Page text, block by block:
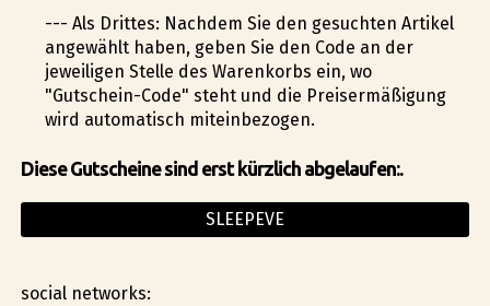
--- Als Drittes: Nachdem Sie den gesuchten Artikel
angewählt haben, geben Sie den Code an der
jeweiligen Stelle des Warenkorbs ein, wo
"Gutschein-Code" steht und die Preisermäßigung
wird automatisch miteinbezogen.
Diese Gutscheine sind erst kürzlich abgelaufen:.
SLEEPEVE
social networks: